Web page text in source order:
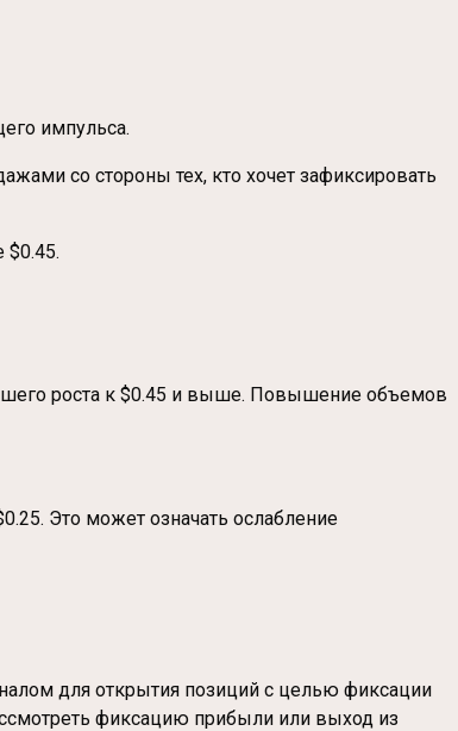
импульса.
со стороны тех, кто хочет зафиксировать
$0.45.
роста к $0.45 и выше. Повышение объемов
Это может означать ослабление
для открытия позиций с целью фиксации
фиксацию прибыли или выход из